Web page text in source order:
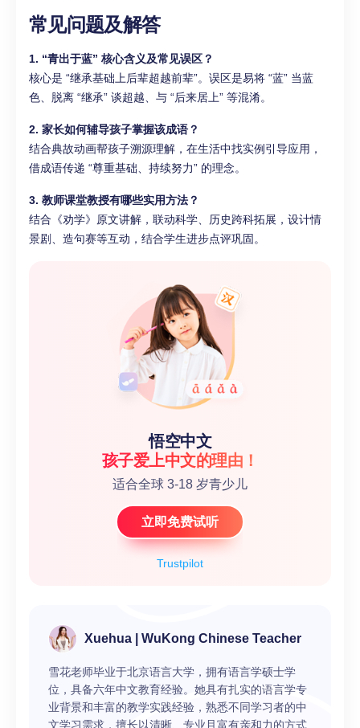
常见问题及解答
1. “青出于蓝” 核心含义及常见误区？
核心是 “继承基础上后辈超越前辈”。误区是易将 “蓝” 当蓝
色、脱离 “继承” 谈超越、与 “后来居上” 等混淆。
2. 家长如何辅导孩子掌握该成语？
结合典故动画帮孩子溯源理解，在生活中找实例引导应用，
借成语传递 “尊重基础、持续努力” 的理念。
3. 教师课堂教授有哪些实用方法？
结合《劝学》原文讲解，联动科学、历史跨科拓展，设计情
景剧、造句赛等互动，结合学生进步点评巩固。
Trustpilot
悟空中文
孩子爱上中文的理由！
适合全球 3-18 岁青少儿
立即免费试听
Xuehua | WuKong Chinese Teacher
雪花老师毕业于北京语言大学，拥有语言学硕士学
位，具备六年中文教育经验。她具有扎实的语言学专
业背景和丰富的教学实践经验，熟悉不同学习者的中
文学习需求，擅长以清晰、专业且富有亲和力的方式